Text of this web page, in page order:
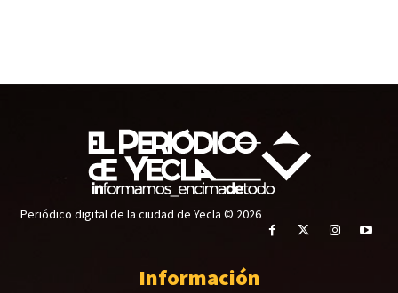
Periódico digital de la ciudad de Yecla © 2026
Información